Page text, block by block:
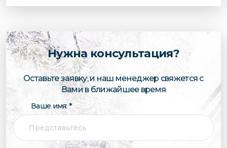
Нужна консультация?
Оставьте заявку, и наш менеджер свяжется с
Вами в ближайшее время
Ваше имя: *